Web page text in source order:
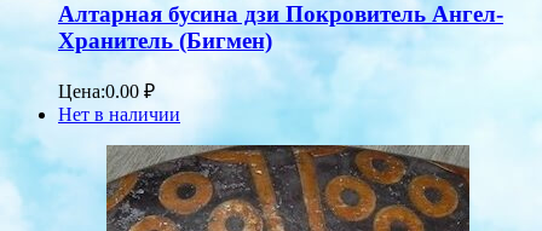
Алтарная бусина дзи Покровитель Ангел-
Хранитель (Бигмен)
Цена:0.00 ₽
Нет в наличии